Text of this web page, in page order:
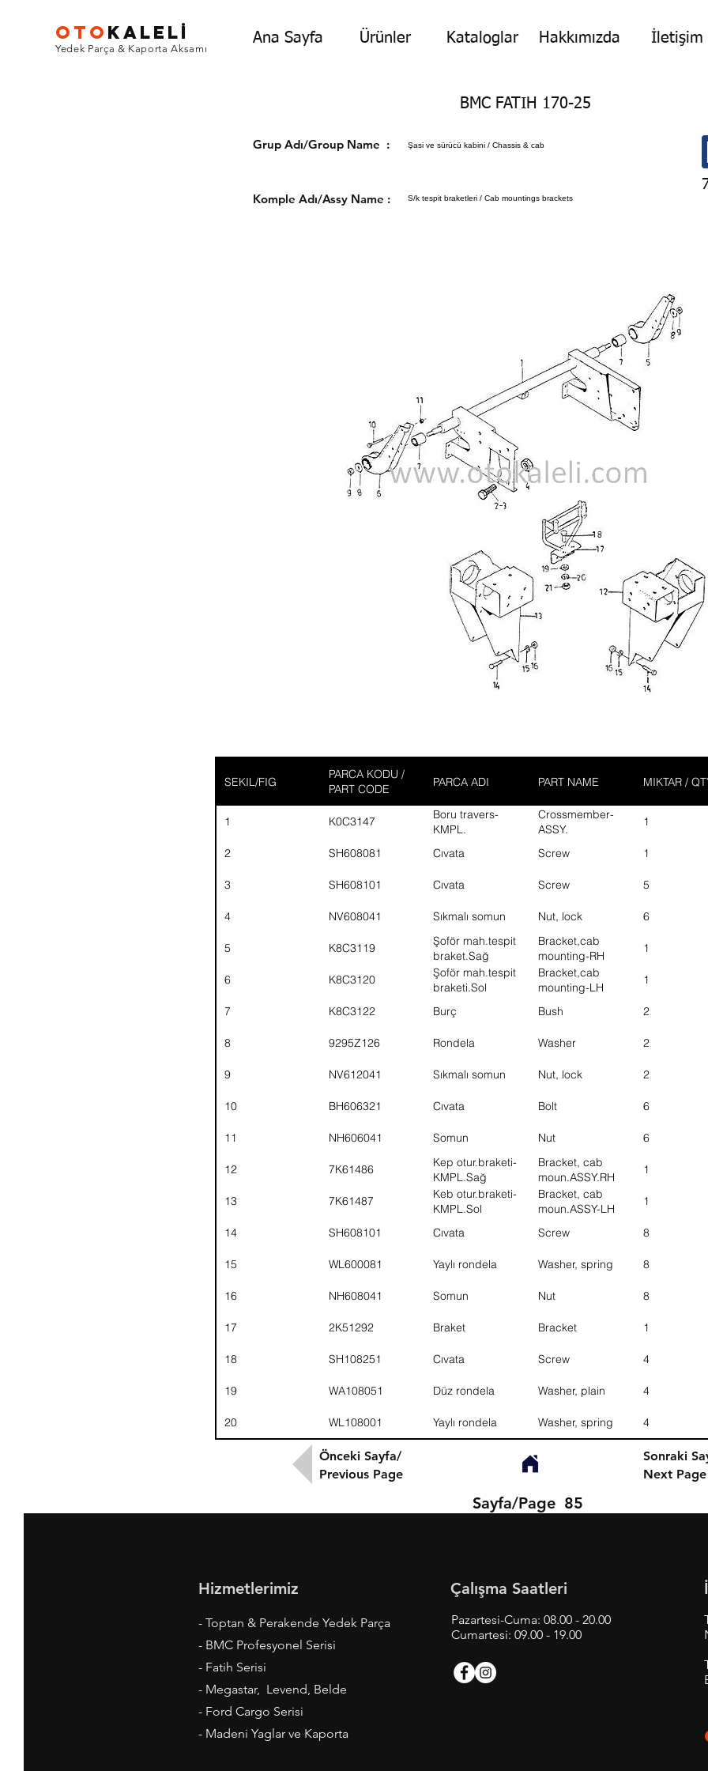
Ana Sayfa Ürünler Kataloglar Hakkımızda İletişim
OTO KALELİ
Yedek Parça & Kaporta Aksamı
BMC FATIH 170-25
Grup Adı/Group Name :Şasi ve sürücü kabini / Chassis & cab
Komple Adı/Assy Name : S/k tespit braketleri / Cab mountings brackets
SEKIL/FIG
PARCA KODU /
PART CODE
PARCA ADI PART NAME MIKTAR /
1 K0C3147
Boru travers-
KMPL.
Crossmember-
ASSY.
1
2 SH608081 Cıvata Screw 1
3 SH608101 Cıvata Screw 5
4 NV608041 Sıkmalı somun Nut, lock 6
5 K8C3119
Şoför mah.tespit
braket.Sağ
Bracket,cab
mounting-RH
1
6 K8C3120
Şoför mah.tespit
braketi.Sol
Bracket,cab
mounting-LH
1
7 K8C3122 Burç Bush 2
8 9295Z126 Rondela Washer 2
9 NV612041 Sıkmalı somun Nut, lock 2
10 BH606321 Cıvata Bolt 6
11 NH606041 Somun Nut 6
12 7K61486
Kep otur.braketi-
KMPL.Sağ
Bracket, cab
moun.ASSY.RH
1
13 7K61487
Keb otur.braketi-
KMPL.Sol
Bracket, cab
moun.ASSY-LH
1
14 SH608101 Cıvata Screw 8
15 WL600081 Yaylı rondela Washer, spring 8
16 NH608041 Somun Nut 8
17 2K51292 Braket Bracket 1
18 SH108251 Cıvata Screw 4
19 WA108051 Düz rondela Washer, plain 4
20 WL108001 Yaylı rondela Washer, spring 4
Önceki Sayfa/
Previous Page
Sonraki
Next Page
Sayfa/Page 85
Hizmetlerimiz
- Toptan & Perakende Yedek Parça
- BMC Profesyonel Serisi
- Fatih Serisi
- Megastar, Levend, Belde
- Ford Cargo Serisi
- Madeni Yaglar ve Kaporta
Çalışma Saatleri
Pazartesi-Cuma: 08.00 - 20.00
Cumartesi: 09.00 - 19.00